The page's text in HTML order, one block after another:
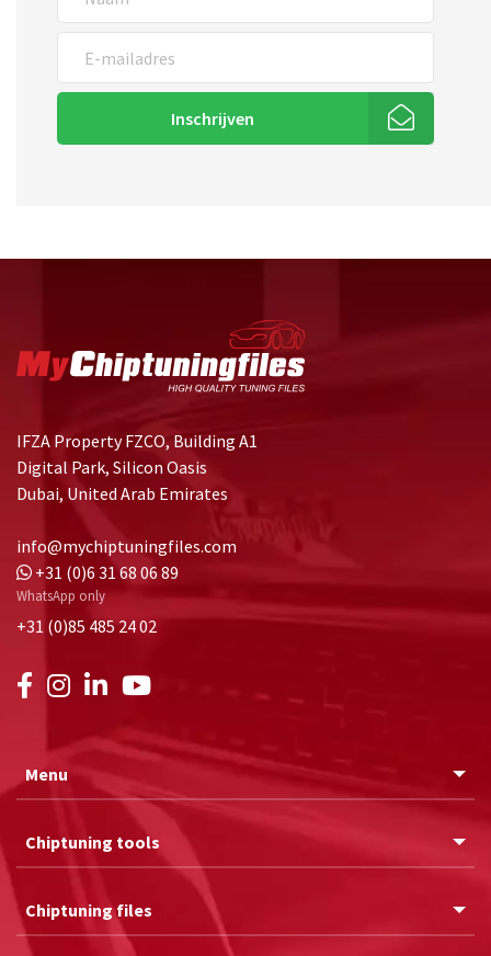
Inschrijven
IFZA Property FZCO, Building A1
Digital Park, Silicon Oasis
Dubai, United Arab Emirates
info@mychiptuningfiles.com
+31 (0)6 31 68 06 89
WhatsApp only
+31 (0)85 485 24 02
Menu
Chiptuning tools
Chiptuning files